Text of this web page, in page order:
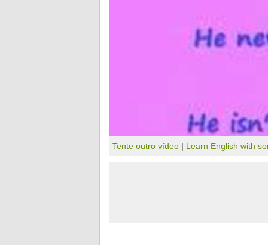
Tente outro vídeo | Learn English with